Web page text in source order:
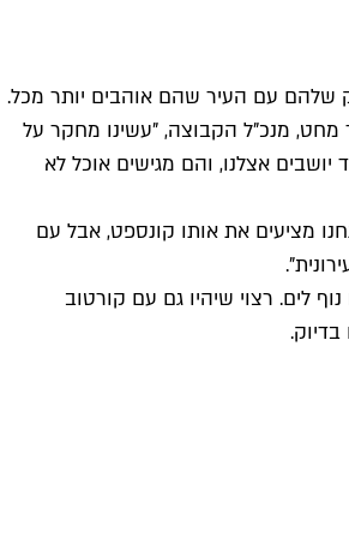
שלהם עם העיר שהם אוהבים יותר מכל.
מחט, מנכ"ל הקבוצה, "עשינו מחקר על
אצלנו, והם מגישים אוכל לא
מציעים את אותו קונספט, אבל עם
לים. רצוי שיהיו גם עם קורטוב